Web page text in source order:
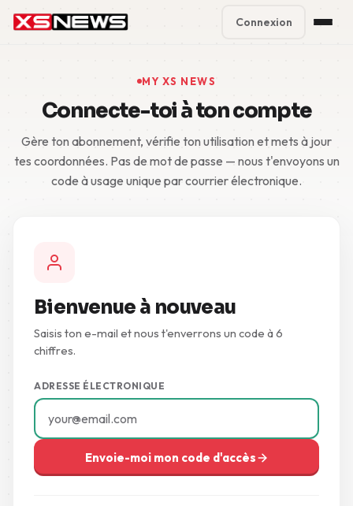
Block Accounts
Support
Contact
5 Day Pass
Connexion
MY XS NEWS
Connecte-toi à ton compte
Gère ton abonnement, vérifie ton utilisation et mets à jour
tes coordonnées. Pas de mot de passe — nous t'envoyons un
code à usage unique par courrier électronique.
Bienvenue à nouveau
Saisis ton e-mail et nous t'enverrons un code à 6
chiffres.
ADRESSE ÉLECTRONIQUE
Envoie-moi mon code d'accès